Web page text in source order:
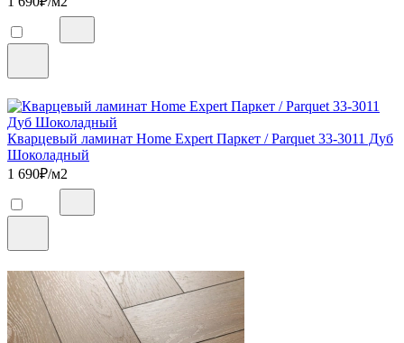
Кварцевый ламинат Home Expert Паркет / Parquet 33-3011 Дуб
Шоколадный
1 690₽/м2